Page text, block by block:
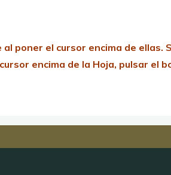
poner el cursor encima de ellas.
encima de la Hoja, pulsar el